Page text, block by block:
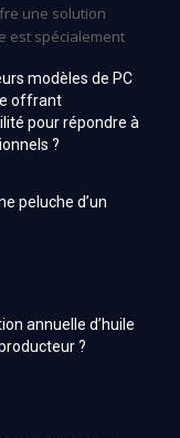
une solution
est spécialement
modèles de PC
offrant
pour répondre à
?
peluche d’un
annuelle d’huile
?